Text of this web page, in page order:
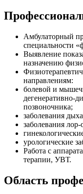
Амбулаторный
специальности
Выявление
назначению
направлениям:
болевой и
дегенеративно-
позвоночника;
заболевания
заболевания лор-
урологические
Работа с
терапии, УВТ.
Область